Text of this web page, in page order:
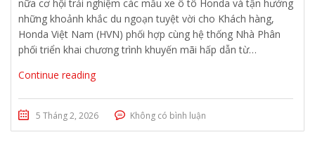
nữa cơ hội trải nghiệm các mẫu xe ô tô Honda và tận hưởng
những khoảnh khắc du ngoạn tuyệt vời cho Khách hàng,
Honda Việt Nam (HVN) phối hợp cùng hệ thống Nhà Phân
phối triển khai chương trình khuyến mãi hấp dẫn từ…
Continue reading
5 Tháng 2, 2026 Không có bình luận